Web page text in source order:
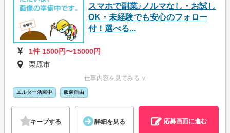
スマホで副業♪ノルマなし・お試し
OK・未経験でも安心のフォロー
付！選べる...
1件 1500円〜15000円
栗原市
仕事内容を見てみる ∨
エルダー活躍中 服装自由
キープする 詳細を見る 応募画面に進む